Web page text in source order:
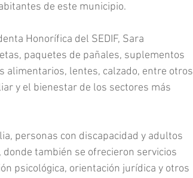
de este municipio.
Honorífica del SEDIF, Sara
paquetes de pañales, suplementos
alimentarios, lentes, calzado, entre otros
y el bienestar de los sectores más
personas con discapacidad y adultos
también se ofrecieron servicios
psicológica, orientación jurídica y otros